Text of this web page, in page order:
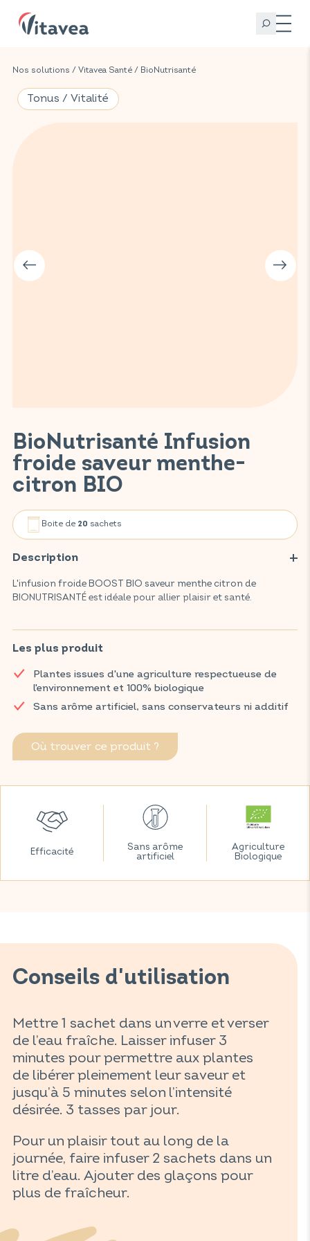
Nos solutions / Vitavea Santé / BioNutrisanté
BioNutrisanté Infusion
froide saveur menthe-
citron BIO
Boite de 20 sachets
Description
L'infusion froide BOOST BIO saveur menthe citron de
BIONUTRISANTÉ est idéale pour allier plaisir et santé.
d'ingrédients issus de l'agriculture biologique, favorise votre
bien-être et vous apporte l'énergie dont vous avez besoin.
rafraîchir vos journées d'été tout en vous offrant un véritable
coup de boost.
Retrouvez vos produits VITAVEA SANTÉ dans votre pharmacie
Les plus produit
Plantes issues d'une agriculture respectueuse de
l'environnement et 100% biologique
Sans arôme artificiel, sans conservateurs ni additif
Où trouver ce produit ?
Tonus / Vitalité
Efficacité
Sans arôme
artificiel
Agriculture
Biologique
Conseils d'utilisation
Mettre 1 sachet dans un verre et verser
de l’eau fraîche. Laisser infuser 3
minutes pour permettre aux plantes
de libérer pleinement leur saveur et
jusqu’à 5 minutes selon l’intensité
désirée. 3 tasses par jour.
Pour un plaisir tout au long de la
journée, faire infuser 2 sachets dans un
litre d’eau. Ajouter des glaçons pour
plus de fraîcheur.